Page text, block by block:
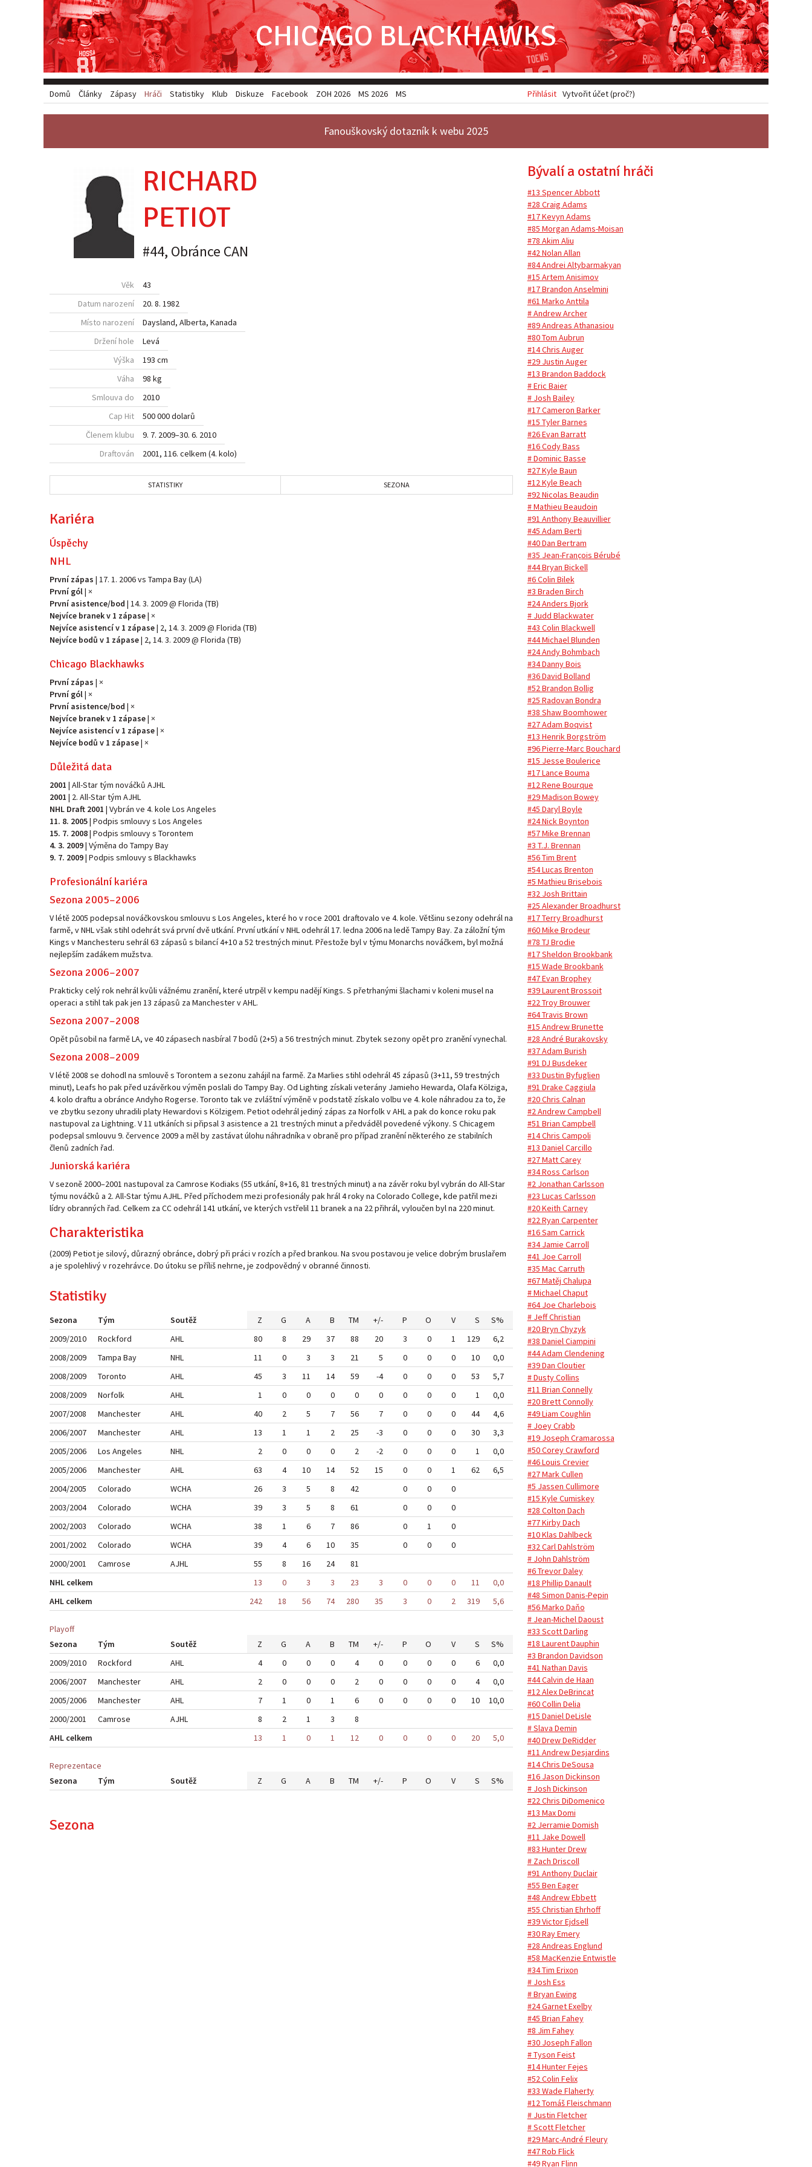
CHICAGO BLACKHAWKS
Přihlásit Vytvořit účet (proč?)
Fanouškovský dotazník k webu 2025
RICHARD
PETIOT
#44, Obránce CAN
Věk
43
Datum narození
20. 8. 1982
Místo narození
Daysland, Alberta, Kanada
Držení hole
Levá
Výška
193 cm
Váha
98 kg
Smlouva do
2010
Cap Hit
500 000 dolarů
Členem klubu
9. 7. 2009–30. 6. 2010
Draftován
2001, 116. celkem (4. kolo)
STATISTIKY SEZONA
Kariéra
Úspěchy
NHL
První zápas | 17. 1. 2006 vs Tampa Bay (LA)
První gól| ×
První asistence/bod | 14. 3. 2009 @ Florida (TB)
Nejvíce branek v 1 zápase| ×
Nejvíce asistencí v 1 zápase| 2, 14. 3. 2009 @ Florida (TB)
Nejvíce bodů v 1 zápase| 2, 14. 3. 2009 @ Florida (TB)
Chicago Blackhawks
První zápas | ×
První gól| ×
První asistence/bod | ×
Nejvíce branek v 1 zápase| ×
Nejvíce asistencí v 1 zápase| ×
Nejvíce bodů v 1 zápase| ×
Důležitá data
2001 | All-Star tým nováčků AJHL
2001 | 2. All-Star tým AJHL
NHL Draft 2001 | Vybrán ve 4. kole Los Angeles
11. 8. 2005| Podpis smlouvy s Los Angeles
15. 7. 2008| Podpis smlouvy s Torontem
4. 3. 2009| Výměna do Tampy Bay
9. 7. 2009| Podpis smlouvy s Blackhawks
Profesionální kariéra
Sezona 2005–2006
V létě 2005 podepsal nováčkovskou smlouvu s Los Angeles, které ho v roce 2001 draftovalo ve 4. kole. Většinu sezony odehrál na
farmě, v NHL však stihl odehrát svá první dvě utkání. První utkání v NHL odehrál 17. ledna 2006 na ledě Tampy Bay. Za záložní tým
Kings v Manchesteru sehrál 63 zápasů s bilancí 4+10 a 52 trestných minut. Přestože byl v týmu Monarchs nováčkem, byl možná
nejlepším zadákem mužstva.
Sezona 2006–2007
Prakticky celý rok nehrál kvůli vážnému zranění, které utrpěl v kempu nadějí Kings. S přetrhanými šlachami v koleni musel na
operaci a stihl tak pak jen 13 zápasů za Manchester v AHL.
Sezona 2007–2008
Opět působil na farmě LA, ve 40 zápasech nasbíral 7 bodů (2+5) a 56 trestných minut. Zbytek sezony opět pro zranění vynechal.
Sezona 2008–2009
V létě 2008 se dohodl na smlouvě s Torontem a sezonu zahájil na farmě. Za Marlies stihl odehrál 45 zápasů (3+11, 59 trestných
minut), Leafs ho pak před uzávěrkou výměn poslali do Tampy Bay. Od Lighting získali veterány Jamieho Hewarda, Olafa Kölziga,
4. kolo draftu a obránce Andyho Rogerse. Toronto tak ve zvláštní výměně v podstatě získalo volbu ve 4. kole náhradou za to, že
ve zbytku sezony uhradili platy Hewardovi s Kölzigem. Petiot odehrál jediný zápas za Norfolk v AHL a pak do konce roku pak
nastupoval za Lightning. V 11 utkáních si připsal 3 asistence a 21 trestných minut a předváděl povedené výkony. S Chicagem
podepsal smlouvu 9. července 2009 a měl by zastávat úlohu náhradníka v obraně pro případ zranění některého ze stabilních
členů zadních řad.
Juniorská kariéra
V sezoně 2000–2001 nastupoval za Camrose Kodiaks (55 utkání, 8+16, 81 trestných minut) a na závěr roku byl vybrán do All-Star
týmu nováčků a 2. All-Star týmu AJHL. Před příchodem mezi profesionály pak hrál 4 roky na Colorado College, kde patřil mezi
lídry obranných řad. Celkem za CC odehrál 141 utkání, ve kterých vstřelil 11 branek a na 22 přihrál, vyloučen byl na 220 minut.
Charakteristika
(2009) Petiot je silový, důrazný obránce, dobrý při práci v rozích a před brankou. Na svou postavou je velice dobrým bruslařem
a je spolehlivý v rozehrávce. Do útoku se příliš nehrne, je zodpovědný v obranné činnosti.
Statistiky
Sezona Tým Soutěž Z G A B TM +/- P O V S
S%
2009/2010
Rockford AHL 80 8 29 37 88 20 3 0 1 129
6,2
2008/2009
Tampa Bay NHL 11 0 3 3 21 5 0 0 0 10
0,0
2008/2009
Toronto AHL 45 3 11 14 59 -4 0 0 0 53
5,7
2008/2009
Norfolk AHL 1 0 0 0 0 0 0 0 0 1
0,0
2007/2008
Manchester AHL 40 2 5 7 56 7 0 0 0 44
4,6
2006/2007
Manchester AHL 13 1 1 2 25 -3 0 0 0 30
3,3
2005/2006
Los Angeles NHL 2 0 0 0 2 -2 0 0 0 1
0,0
2005/2006
Manchester AHL 63 4 10 14 52 15 0 0 1 62
6,5
2004/2005
Colorado WCHA 26 3 5 8 42 0 0
0
2003/2004
Colorado WCHA 39 3 5 8 61 0 0
0
2002/2003
Colorado WCHA 38 1 6 7 86 0 1
0
2001/2002
Colorado WCHA 39 4 6 10 35 0 0
0
2000/2001
Camrose AJHL 55 8 16 24
81
NHL celkem
13 0 3 3 23 3 0 0 0 11
0,0
AHL celkem
242 18 56 74 280 35 3 0 2 319 5,6
Playoff
Sezona
Tým Soutěž Z G A B TM +/- P O V S
S%
2009/2010
Rockford AHL 4 0 0 0 4 0 0 0 0 6
0,0
2006/2007
Manchester AHL 2 0 0 0 2 0 0 0 0 4
0,0
2005/2006
Manchester AHL 7 1 0 1 6 0 0 0 0 10
10,0
2000/2001
Camrose AJHL 8 2 1 3
8
AHL celkem
13 1 0 1 12 0 0 0 0 20 5,0
Reprezentace
Sezona
Tým Soutěž Z G A B TM +/- P O V S S%
Sezona
Bývalí a ostatní hráči
#13 Spencer Abbott
#28 Craig Adams
#17 Kevyn Adams
#85 Morgan Adams-Moisan
#78 Akim Aliu
#42 Nolan Allan
#84 Andrei Altybarmakyan
#15 Artem Anisimov
#17 Brandon Anselmini
#61 Marko Anttila
# Andrew Archer
#89 Andreas Athanasiou
#80 Tom Aubrun
#14 Chris Auger
#29 Justin Auger
#13 Brandon Baddock
# Eric Baier
# Josh Bailey
#17 Cameron Barker
#15 Tyler Barnes
#26 Evan Barratt
#16 Cody Bass
# Dominic Basse
#27 Kyle Baun
#12 Kyle Beach
#92 Nicolas Beaudin
# Mathieu Beaudoin
#91 Anthony Beauvillier
#45 Adam Berti
#40 Dan Bertram
#35 Jean-François Bérubé
#44 Bryan Bickell
#6 Colin Bilek
#3 Braden Birch
#24 Anders Bjork
# Judd Blackwater
#43 Colin Blackwell
#44 Michael Blunden
#24 Andy Bohmbach
#34 Danny Bois
#36 David Bolland
#52 Brandon Bollig
#25 Radovan Bondra
#38 Shaw Boomhower
#27 Adam Boqvist
#13 Henrik Borgström
#96 Pierre-Marc Bouchard
#15 Jesse Boulerice
#17 Lance Bouma
#12 Rene Bourque
#29 Madison Bowey
#45 Daryl Boyle
#24 Nick Boynton
#57 Mike Brennan
#3 T.J. Brennan
#56 Tim Brent
#54 Lucas Brenton
#5 Mathieu Brisebois
#32 Josh Brittain
#25 Alexander Broadhurst
#17 Terry Broadhurst
#60 Mike Brodeur
#78 TJ Brodie
#17 Sheldon Brookbank
#15 Wade Brookbank
#47 Evan Brophey
#39 Laurent Brossoit
#22 Troy Brouwer
#64 Travis Brown
#15 Andrew Brunette
#28 André Burakovsky
#37 Adam Burish
#91 DJ Busdeker
#33 Dustin Byfuglien
#91 Drake Caggiula
#20 Chris Calnan
#2 Andrew Campbell
#51 Brian Campbell
#14 Chris Campoli
#13 Daniel Carcillo
#27 Matt Carey
#34 Ross Carlson
#2 Jonathan Carlsson
#23 Lucas Carlsson
#20 Keith Carney
#22 Ryan Carpenter
#16 Sam Carrick
#34 Jamie Carroll
#41 Joe Carroll
#35 Mac Carruth
#67 Matěj Chalupa
# Michael Chaput
#64 Joe Charlebois
# Jeff Christian
#20 Bryn Chyzyk
#38 Daniel Ciampini
#44 Adam Clendening
#39 Dan Cloutier
# Dusty Collins
#11 Brian Connelly
#20 Brett Connolly
#49 Liam Coughlin
# Joey Crabb
#19 Joseph Cramarossa
#50 Corey Crawford
#46 Louis Crevier
#27 Mark Cullen
#5 Jassen Cullimore
#15 Kyle Cumiskey
#28 Colton Dach
#77 Kirby Dach
#10 Klas Dahlbeck
#32 Carl Dahlström
# John Dahlström
#6 Trevor Daley
#18 Phillip Danault
#48 Simon Danis-Pepin
#56 Marko Daňo
# Jean-Michel Daoust
#33 Scott Darling
#18 Laurent Dauphin
#3 Brandon Davidson
#41 Nathan Davis
#44 Calvin de Haan
#12 Alex DeBrincat
#60 Collin Delia
#15 Daniel DeLisle
# Slava Demin
#40 Drew DeRidder
#11 Andrew Desjardins
#14 Chris DeSousa
#16 Jason Dickinson
# Josh Dickinson
#22 Chris DiDomenico
#13 Max Domi
#2 Jerramie Domish
#11 Jake Dowell
#83 Hunter Drew
# Zach Driscoll
#91 Anthony Duclair
#55 Ben Eager
#48 Andrew Ebbett
#55 Christian Ehrhoff
#39 Victor Ejdsell
#30 Ray Emery
#28 Andreas Englund
#58 MacKenzie Entwistle
#34 Tim Erixon
# Josh Ess
# Bryan Ewing
#24 Garnet Exelby
#45 Brian Fahey
#8 Jim Fahey
#30 Joseph Fallon
# Tyson Feist
#14 Hunter Fejes
#52 Colin Felix
#33 Wade Flaherty
#12 Tomáš Fleischmann
# Justin Fletcher
# Scott Fletcher
#29 Marc-André Fleury
#47 Rob Flick
#49 Ryan Flinn
Domů Články Zápasy Hráči Statistiky Klub Diskuze Facebook ZOH 2026 MS 2026 MSJ 2026